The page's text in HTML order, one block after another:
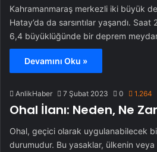
Kahramanmaraş merkezli iki büyük
Hatay’da da sarsıntılar yaşandı.
6,4 büyüklüğünde bir deprem
Devamını Oku »
AnlikHaber 7 Şubat 2023 0 1.264
Ohal İlanı: Neden, Ne
Ohal, geçici olarak uygulanabilecek
durumudur. Bu yasaklar, ülkenin